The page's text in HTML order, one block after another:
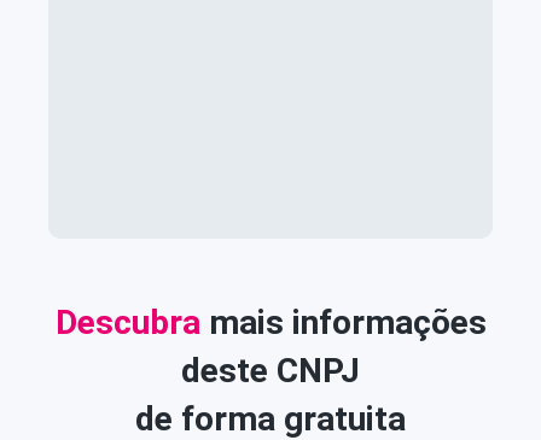
Descubramais informações
deste CNPJ
de forma gratuita